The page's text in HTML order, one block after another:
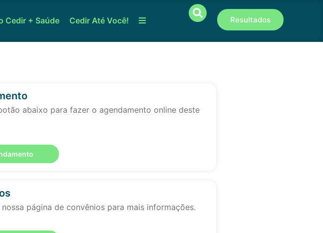
Cedir + Saúde Cedir Até Você! Resultados
abaixo para fazer o agendamento online deste
página de convênios para mais informações.